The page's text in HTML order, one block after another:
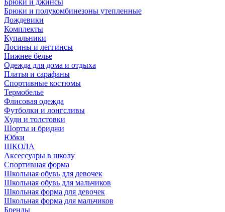
Брюки и джинсы
Брюки и полукомбинезоны утепленные
Дождевики
Комплекты
Купальники
Лосины и леггинсы
Нижнее белье
Одежда для дома и отдыха
Платья и сарафаны
Спортивные костюмы
Термобелье
Флисовая одежда
Футболки и лонгсливы
Худи и толстовки
Шорты и бриджи
Юбки
ШКОЛА
Аксессуары в школу
Спортивная форма
Школьная обувь для девочек
Школьная обувь для мальчиков
Школьная форма для девочек
Школьная форма для мальчиков
Бренды